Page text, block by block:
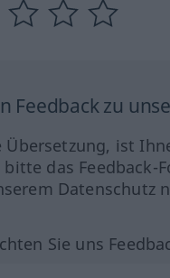
Feedback zu
Übersetzung, ist
bitte das
Datenschutz
Sie uns